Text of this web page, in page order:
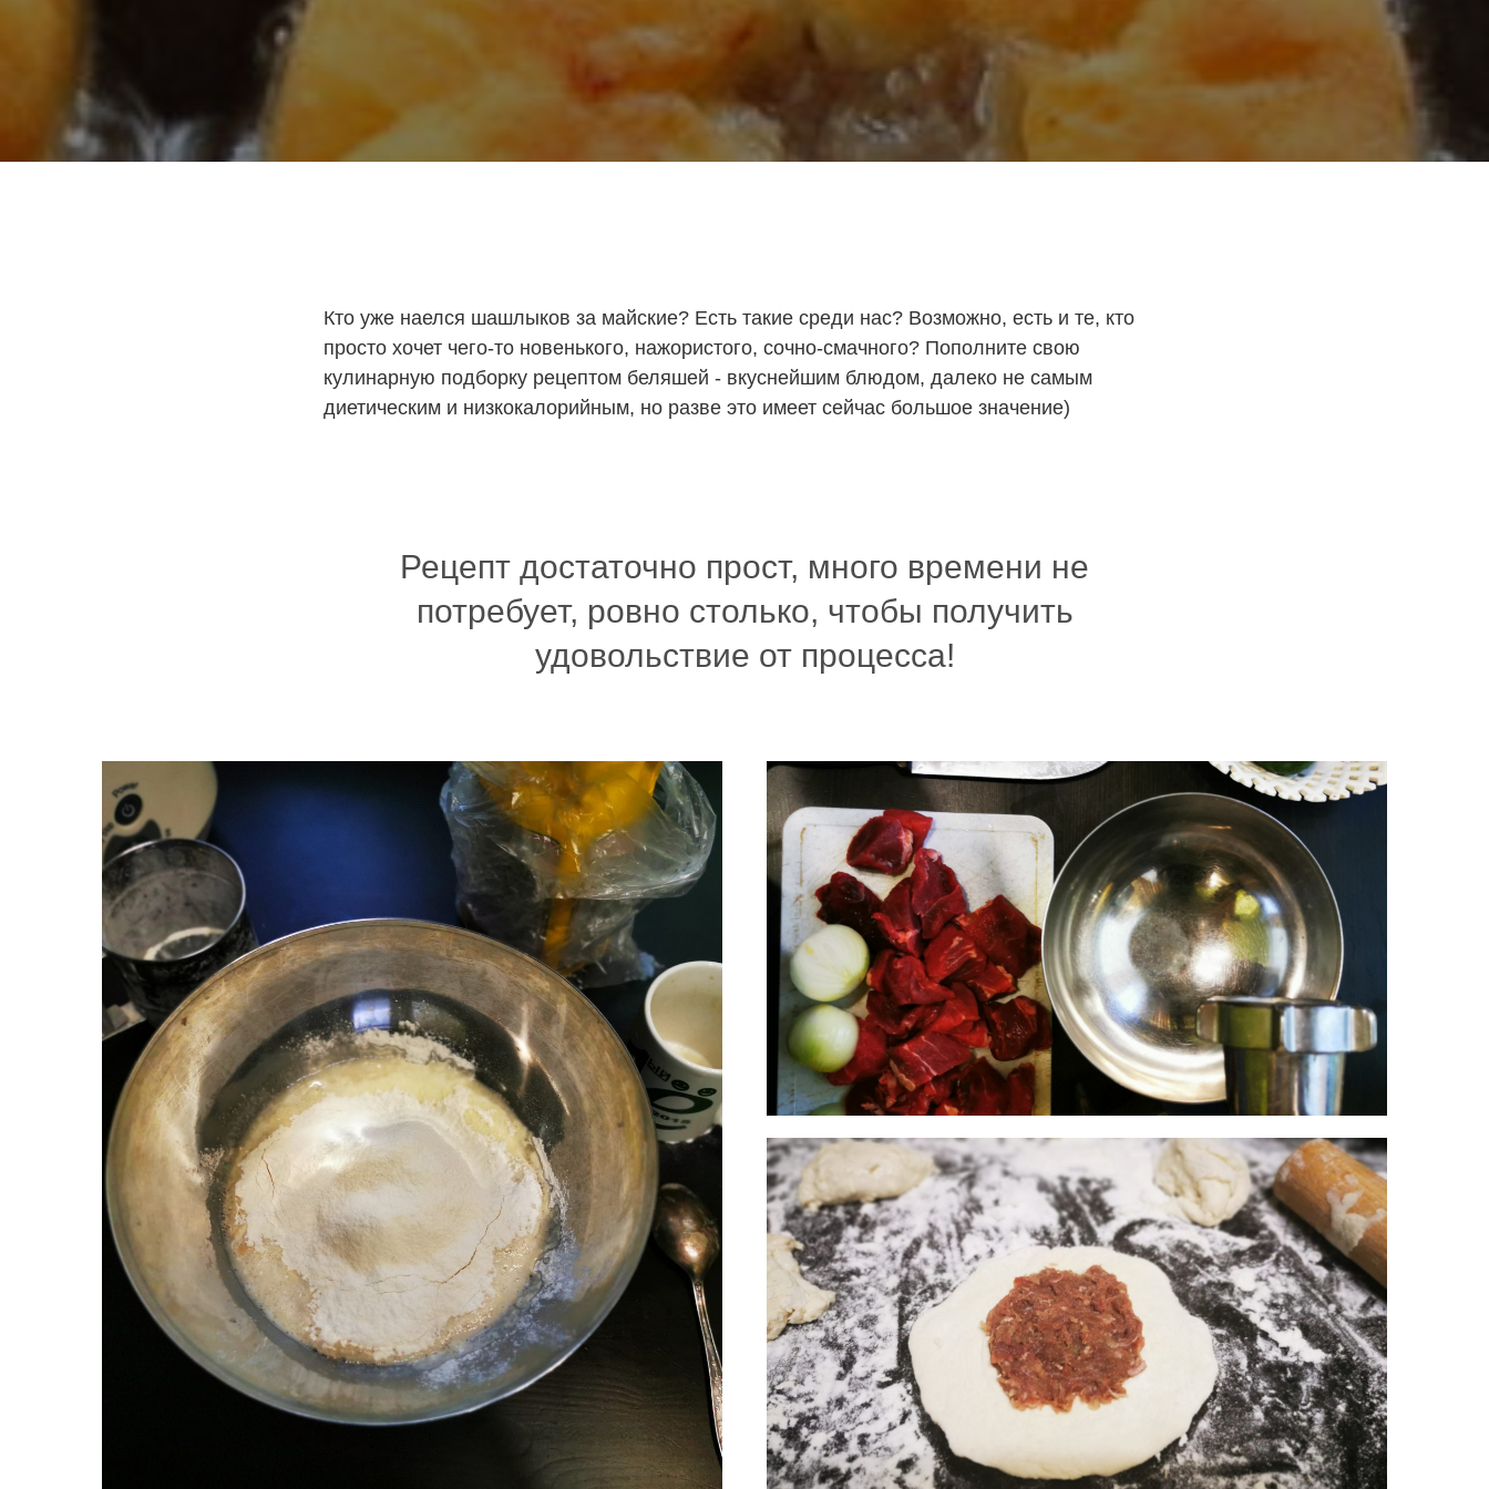
Кто уже наелся шашлыков за майские? Есть такие среди нас? Возможно, есть и те, кто
просто хочет чего-то новенького, нажористого, сочно-смачного? Пополните свою
кулинарную подборку рецептом беляшей - вкуснейшим блюдом, далеко не самым
диетическим и низкокалорийным, но разве это имеет сейчас большое значение)
Рецепт достаточно прост, много времени не
потребует, ровно столько, чтобы получить
удовольствие от процесса!